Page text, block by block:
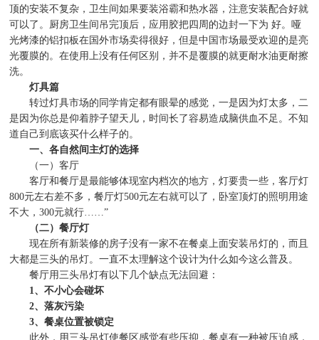
顶的安装不复杂，卫生间如果要装浴霸和热水器，注意安装配合好就
可以了。厨房卫生间吊完顶后，应用胶把四周的边封一下为 好。哑
光烤漆的铝扣板在国外市场卖得很好，但是中国市场最受欢迎的是亮
光覆膜的。在使用上没有任何区别，并不是覆膜的就更耐水油更耐擦
洗。
灯具篇
转过灯具市场的同学肯定都有眼晕的感觉，一是因为灯太多，二
是因为你总是仰着脖子望天儿，时间长了容易造成脑供血不足。不知
道自己到底该买什么样子的。
一、各自然间主灯的选择
（一）客厅
客厅和餐厅是最能够体现室内档次的地方，灯要贵一些，客厅灯
800元左右差不多，餐厅灯500元左右就可以了，卧室顶灯的照明用途
不大，300元就行……”
（二）餐厅灯
现在所有新装修的房子没有一家不在餐桌上面安装吊灯的，而且
大都是三头的吊灯。一直不太理解这个设计为什么如今这么普及。
餐厅用三头吊灯有以下几个缺点无法回避：
1、不小心会碰坏
2、落灰污染
3、餐桌位置被锁定
此外，用三头吊灯使餐区感觉有些压抑，餐桌有一种被压迫感，